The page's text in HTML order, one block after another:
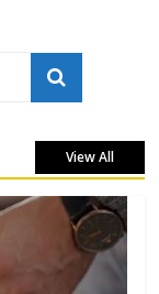
View All